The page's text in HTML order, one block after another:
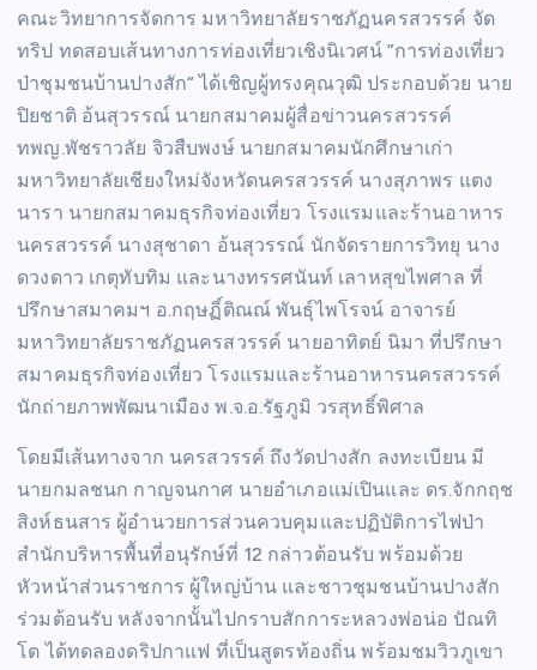
คณะวิทยาการจัดการ มหาวิทยาลัยราชภัฏนครสวรรค์ จัด
ทริป ทดสอบเส้นทางการท่องเที่ยวเชิงนิเวศน์ ”การท่องเที่ยว
ป่าชุมชนบ้านปางสัก“ ได้เชิญผู้ทรงคุณวุฒิ ประกอบด้วย นาย
ปิยชาติ อ้นสุวรรณ์ นายกสมาคมผู้สื่อข่าวนครสวรรค์
ทพญ.พัชราวลัย จิวสืบพงษ์ นายกสมาคมนักศึกษาเก่า
มหาวิทยาลัยเชียงใหม่จังหวัดนครสวรรค์ นางสุภาพร แตง
นารา นายกสมาคมธุรกิจท่องเที่ยว โรงแรมและร้านอาหาร
นครสวรรค์ นางสุชาดา อ้นสุวรรณ์ นักจัดรายการวิทยุ นาง
ดวงดาว เกตุทับทิม และนางทรรศนันท์ เลาหสุขไพศาล ที่
ปรึกษาสมาคมฯ อ.กฤษฏิ์ติณณ์ พันธุ์ไพโรจน์ อาจารย์
มหาวิทยาลัยราชภัฏนครสวรรค์ นายอาทิตย์ นิมา ที่ปรึกษา
สมาคมธุรกิจท่องเที่ยว โรงแรมและร้านอาหารนครสวรรค์
นักถ่ายภาพพัฒนาเมือง พ.จ.อ.รัฐภูมิ วรสุทธิ์พิศาล
โดยมีเส้นทางจาก นครสวรรค์ ถึงวัดปางสัก ลงทะเบียน มี
นายกมลชนก กาญจนกาศ นายอำเภอแม่เปินและ ดร.จักกฤช
สิงห์ธนสาร ผู้อำนวยการส่วนควบคุมและปฏิบัติการไฟป่า
สำนักบริหารพื้นที่อนุรักษ์ที่ 12 กล่าวต้อนรับ พร้อมด้วย
หัวหน้าส่วนราชการ ผู้ใหญ่บ้าน และชาวชุมชนบ้านปางสัก
ร่วมต้อนรับ หลังจากนั้นไปกราบสักการะหลวงพ่อน่อ ปัณทิ
โต ได้ทดลองดริปกาแฟ ที่เป็นสูตรท้องถิ่น พร้อมชมวิวภูเขา